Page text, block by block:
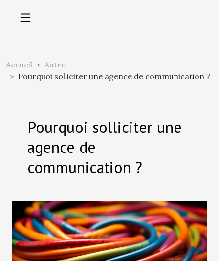
Accueil
Autre
Pourquoi solliciter une agence de communication ?
Pourquoi solliciter une
agence de
communication ?